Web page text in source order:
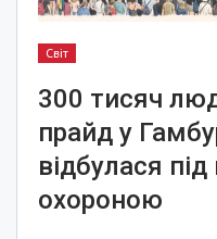
Світ
300 тисяч
прайд у
відбулася
охороною